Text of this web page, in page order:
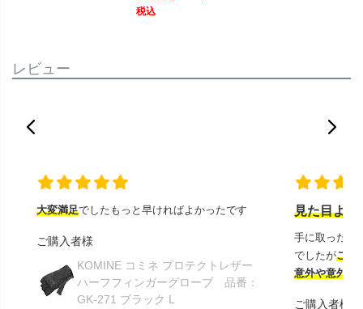
税込
レビュー
大変満足でしたもっと早ければよかったです
ご購入者様
KOMINE コミネ プロテクトレザー
ハーフフィンガーグローブ 品番：
GK-271 ブラック L
見た目より
手に取ったと
でしたがこの
意外や意外ス
ご購入者様